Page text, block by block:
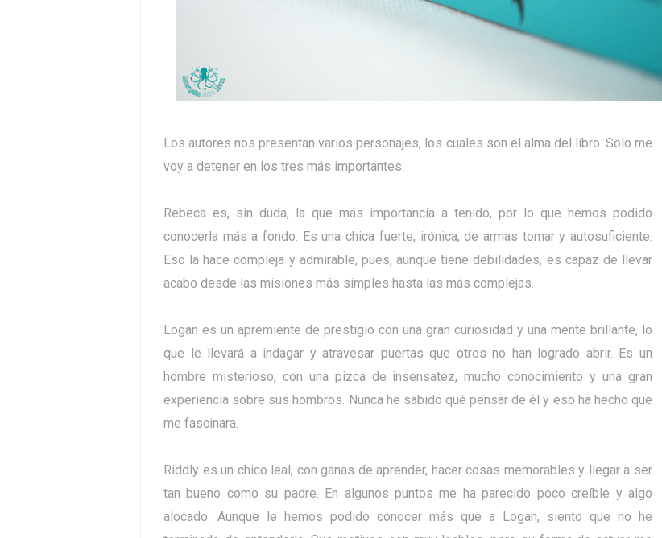
Los autores nos presentan varios personajes, los cuales son el alma del libro. Solo me
voy a detener en los tres más importantes:
Rebeca es, sin duda, la que más importancia a tenido, por lo que hemos podido
conocerla más a fondo. Es una chica fuerte, irónica, de armas tomar y autosuficiente.
Eso la hace compleja y admirable, pues, aunque tiene debilidades, es capaz de llevar
acabo desde las misiones más simples hasta las más complejas.
Logan es un apremiente de prestigio con una gran curiosidad y una mente brillante, lo
que le llevará a indagar y atravesar puertas que otros no han logrado abrir. Es un
hombre misterioso, con una pizca de insensatez, mucho conocimiento y una gran
experiencia sobre sus hombros. Nunca he sabido qué pensar de él y eso ha hecho que
me fascinara.
Riddly es un chico leal, con ganas de aprender, hacer cosas memorables y llegar a ser
tan bueno como su padre. En algunos puntos me ha parecido poco creíble y algo
alocado. Aunque le hemos podido conocer más que a Logan, siento que no he